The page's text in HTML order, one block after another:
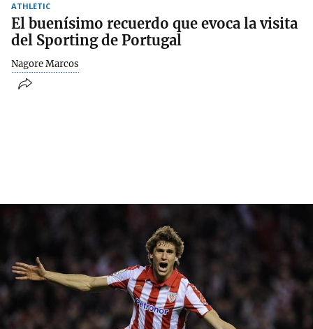
ATHLETIC
El buenísimo recuerdo que evoca la visita
del Sporting de Portugal
Nagore Marcos